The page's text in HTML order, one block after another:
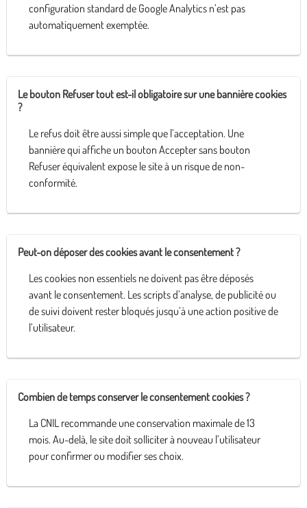
configuration standard de Google Analytics n’est pas
automatiquement exemptée.
Le bouton Refuser tout est-il obligatoire sur une bannière cookies
?
Le refus doit être aussi simple que l’acceptation. Une
bannière qui affiche un bouton Accepter sans bouton
Refuser équivalent expose le site à un risque de non-
conformité.
Peut-on déposer des cookies avant le consentement ?
Les cookies non essentiels ne doivent pas être déposés
avant le consentement. Les scripts d’analyse, de publicité ou
de suivi doivent rester bloqués jusqu’à une action positive de
l’utilisateur.
Combien de temps conserver le consentement cookies ?
La CNIL recommande une conservation maximale de 13
mois. Au-delà, le site doit solliciter à nouveau l’utilisateur
pour confirmer ou modifier ses choix.